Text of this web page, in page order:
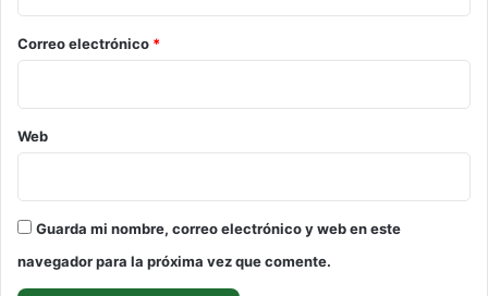
o
*
Correo electrónico *
Web
Guarda mi nombre, correo electrónico y web en este
navegador para la próxima vez que comente.